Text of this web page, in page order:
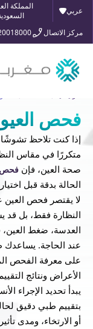
عربي
المملكة
مركز الاتصال
فحص
إذا كنت تلاحظ تشوشًا
متكررًا في مقاس
صحة العين، فإن فحص
الحالة بدقة قبل
لا يقتصر فحص
النظارة فقط، بل قد
العدسة، ضغط العين،
عند الحاجة.
على معرفة الفحص
الأعراض ونتائج
يبدأ تحديد الإجراء
بتقييم طبي دقيق
أو الارتخاء، ومدى